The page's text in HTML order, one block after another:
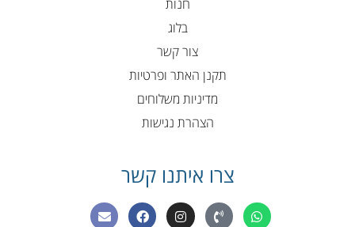
חנות
בלוג
צור קשר
תקנן האתר ופרטיות
מדיניות משלוחים
הצהרת נגישות
צרו איתנו קשר
W
h
P
h
I
n
F
a
E
n